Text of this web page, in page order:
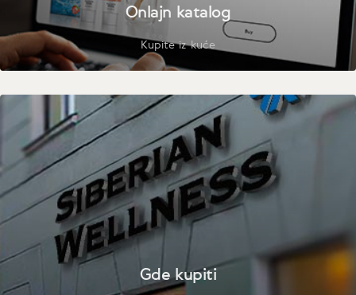
Onlajn katalog
Kupite iz kuće
Gde kupiti